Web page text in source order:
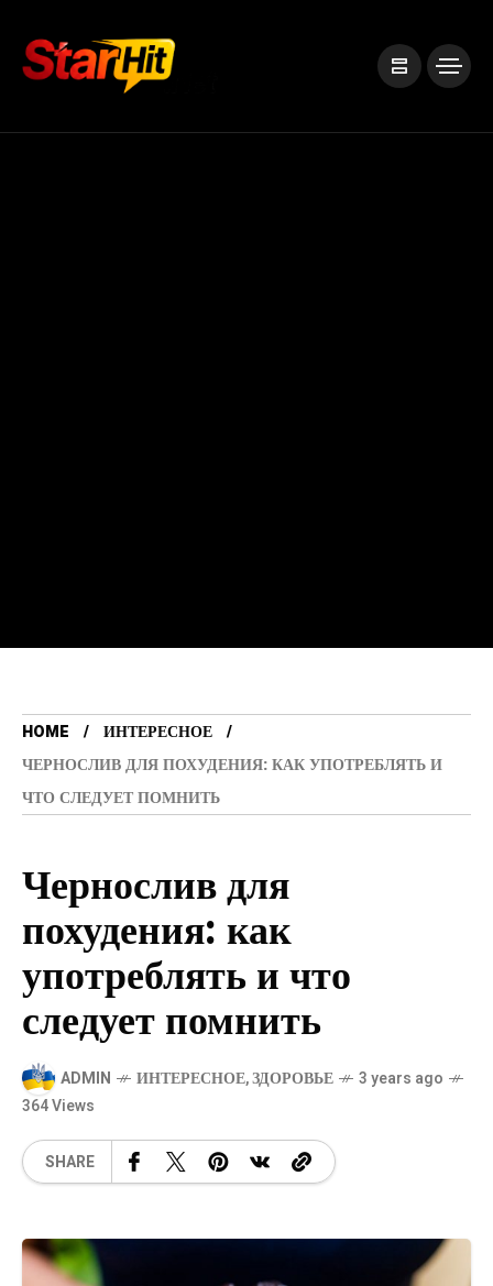
HOME
ИНТЕРЕСНОЕ
ЧЕРНОСЛИВ ДЛЯ ПОХУДЕНИЯ: КАК УПОТРЕБЛЯТЬ И
ЧТО СЛЕДУЕТ ПОМНИТЬ
Чернослив для
похудения: как
употреблять и что
следует помнить
ADMIN ИНТЕРЕСНОЕ,ЗДОРОВЬЕ
3 years ago
364 Views
SHARE